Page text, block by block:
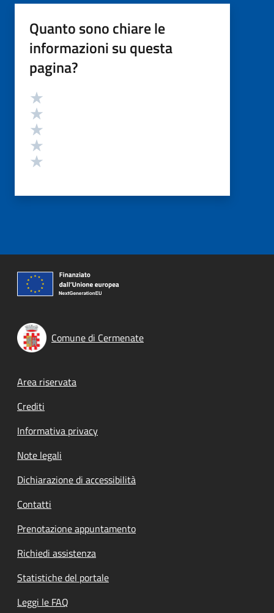
Quanto sono chiare le
informazioni su questa
pagina?
Valutazione
Comune di Cermenate
Footer menu
Area riservata
Crediti
Informativa privacy
Note legali
Dichiarazione di accessibilità
Contatti
Prenotazione appuntamento
Richiedi assistenza
Statistiche del portale
Leggi le FAQ